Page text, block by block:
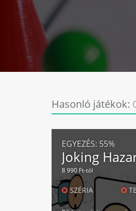
Hasonló játékok:
EGYEZÉS: 55%
8 990 Ft-tól
SZÉRIA